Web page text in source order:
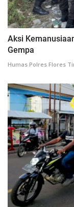
Aksi
Gempa
Humas Polres Flores